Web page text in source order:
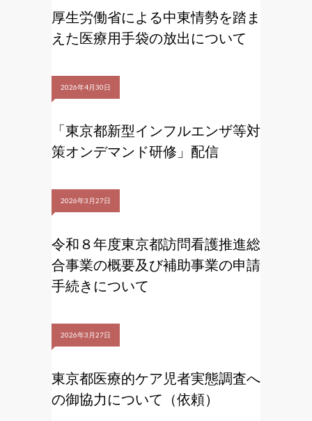
厚生労働省による中東情勢を踏ま
えた医療用手袋の放出について
2026年4月30日
「東京都新型インフルエンザ等対
策オンデマンド研修」配信
2026年3月27日
令和８年度東京都訪問看護推進総
合事業の概要及び補助事業の申請
手続きについて
2026年3月27日
東京都医療的ケア児者実態調査へ
の御協力について（依頼）